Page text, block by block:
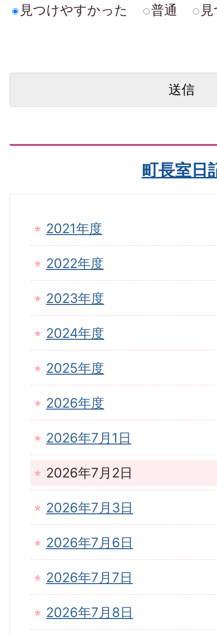
見つけやすかった
普通
町長室日
2021年度
2022年度
2023年度
2024年度
2025年度
2026年度
2026年7月1日
2026年7月2日
2026年7月3日
2026年7月6日
2026年7月7日
2026年7月8日